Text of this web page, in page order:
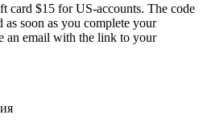
card $15 for US-accounts. The code
soon as you complete your
an email with the link to your